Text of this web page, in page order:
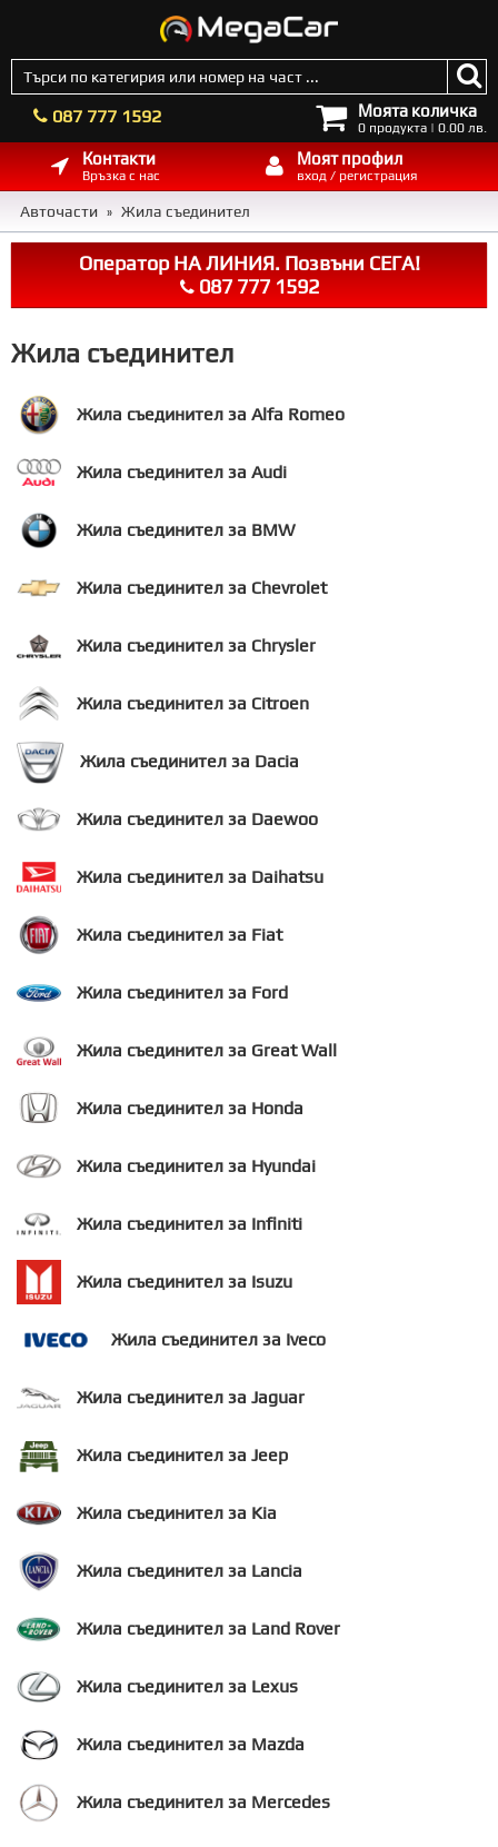
087 777 1592 Моята количка
0 продукта | 0.00 лв.
Моят профил
вход / регистрация
Контакти
Връзка с нас
Авточасти » Жила съединител
Оператор НА ЛИНИЯ. Позвъни СЕГА!
087 777 1592
Жила съединител
Жила съединител за Alfa Romeo
Жила съединител за Audi
Жила съединител за BMW
Жила съединител за Chevrolet
Жила съединител за Chrysler
Жила съединител за Citroen
Жила съединител за Dacia
Жила съединител за Daewoo
Жила съединител за Daihatsu
Жила съединител за Fiat
Жила съединител за Ford
Жила съединител за Great Wall
Жила съединител за Honda
Жила съединител за Hyundai
Жила съединител за Infiniti
Жила съединител за Isuzu
Жила съединител за Iveco
Жила съединител за Jaguar
Жила съединител за Jeep
Жила съединител за Kia
Жила съединител за Lancia
Жила съединител за Land Rover
Жила съединител за Lexus
Жила съединител за Mazda
Жила съединител за Mercedes